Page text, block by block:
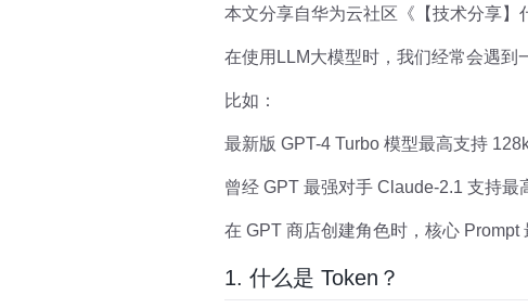
本文分享自华为云社区《【技术分享】
在使用LLM大模型时，我们经常会遇到
比如：
最新版 GPT-4 Turbo 模型最高支持
曾经 GPT 最强对手 Claude-2.1 支持最
在 GPT 商店创建角色时，核心 Prompt
1. 什么是 Token？